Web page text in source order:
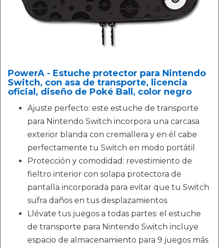
PowerA - Estuche protector para Nintendo
Switch, con asa de transporte, licencia
oficial, diseño de Poké Ball, color negro
Ajuste perfecto: este estuche de transporte
para Nintendo Switch incorpora una carcasa
exterior blanda con cremallera y en él cabe
perfectamente tu Switch en modo portátil
Protección y comodidad: revestimiento de
fieltro interior con solapa protectora de
pantalla incorporada para evitar que tu Switch
sufra daños en tus desplazamientos
Llévate tus juegos a todas partes: el estuche
de transporte para Nintendo Switch incluye
espacio de almacenamiento para 9 juegos más